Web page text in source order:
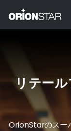
リテー
OrionStarのスー